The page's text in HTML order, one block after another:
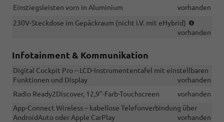
Einstiegsleisten vorn in Aluminium
vorhanden
230V-Steckdose im Gepäckraum (nicht i.V. mit eHybrid)
i.V.
vorhanden
Infotainment & Kommunikation
Digital Cockpit Pro – LCD-Instrumententafel mit einstellbaren
Funktionen und Display
vorhanden
Radio Ready2Discover, 12,9"-Farb-Touchscreen
vorhanden
App-Connect Wireless – kabellose Telefonverbindung über
AndroidAuto oder Apple CarPlay
vorhanden